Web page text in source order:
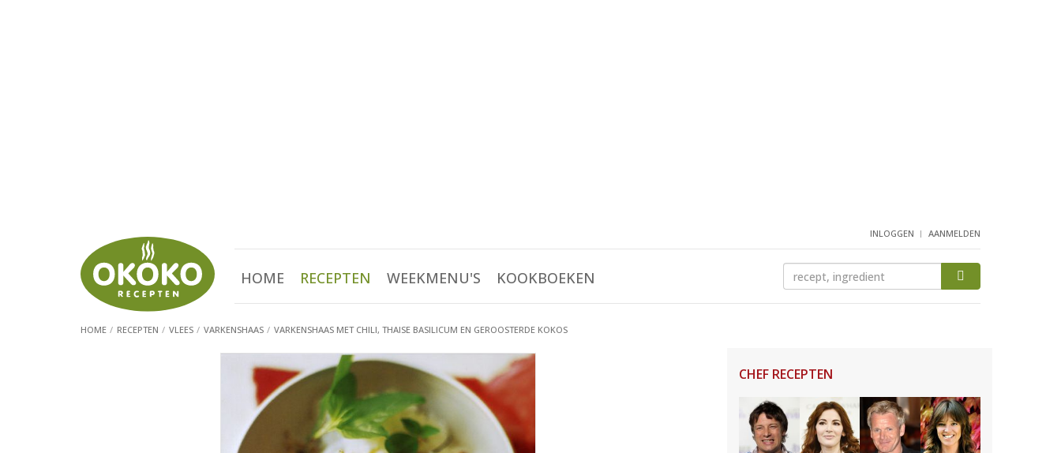
INLOGGEN AANMELDEN
HOME RECEPTEN WEEKMENU'S KOOKBOEKEN
HOME RECEPTEN VLEES VARKENSHAAS VARKENSHAAS MET CHILI, THAISE BASILICUM EN GEROOSTERDE KOKOS
CHEF RECEPTEN